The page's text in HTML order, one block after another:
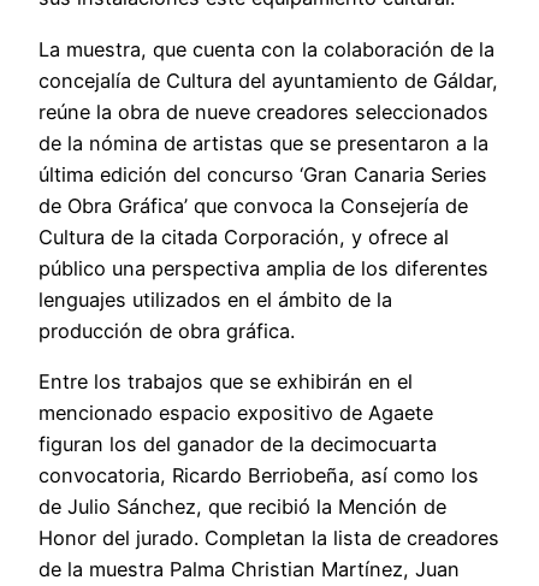
La muestra, que cuenta con la colaboración de la
concejalía de Cultura del ayuntamiento de Gáldar,
reúne la obra de nueve creadores seleccionados
de la nómina de artistas que se presentaron a la
última edición del concurso ‘Gran Canaria Series
de Obra Gráfica’ que convoca la Consejería de
Cultura de la citada Corporación, y ofrece al
público una perspectiva amplia de los diferentes
lenguajes utilizados en el ámbito de la
producción de obra gráfica.
Entre los trabajos que se exhibirán en el
mencionado espacio expositivo de Agaete
figuran los del ganador de la decimocuarta
convocatoria, Ricardo Berriobeña, así como los
de Julio Sánchez, que recibió la Mención de
Honor del jurado. Completan la lista de creadores
de la muestra Palma Christian Martínez, Juan